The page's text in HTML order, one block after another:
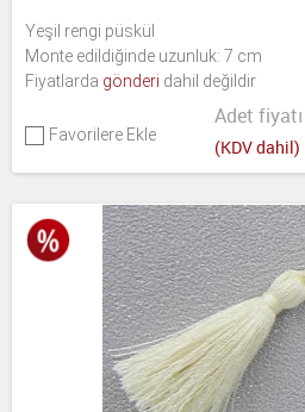
Yeşil rengi püskül
Monte edildiğinde uzunluk: 7 cm
Fiyatlarda gönderi dahil değildir
Favorilere Ekle
Adet fiyatı
(KDV dahil)